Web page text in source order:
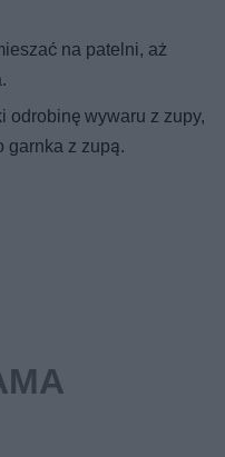
na patelni, aż
odrobinę wywaru z zupy,
garnka z zupą.